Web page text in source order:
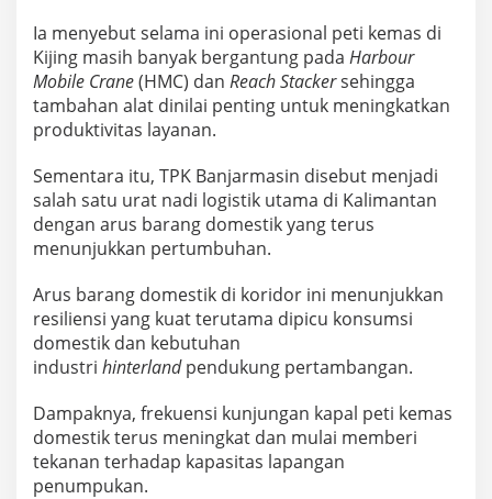
Ia menyebut selama ini operasional peti kemas di
Kijing masih banyak bergantung pada Harbour
Mobile Crane(HMC) dan Reach Stackersehingga
tambahan alat dinilai penting untuk meningkatkan
produktivitas layanan.
Sementara itu, TPK Banjarmasin disebut menjadi
salah satu urat nadi logistik utama di Kalimantan
dengan arus barang domestik yang terus
menunjukkan pertumbuhan.
Arus barang domestik di koridor ini menunjukkan
resiliensi yang kuat terutama dipicu konsumsi
domestik dan kebutuhan
industri hinterlandpendukung pertambangan.
Dampaknya, frekuensi kunjungan kapal peti kemas
domestik terus meningkat dan mulai memberi
tekanan terhadap kapasitas lapangan
penumpukan.